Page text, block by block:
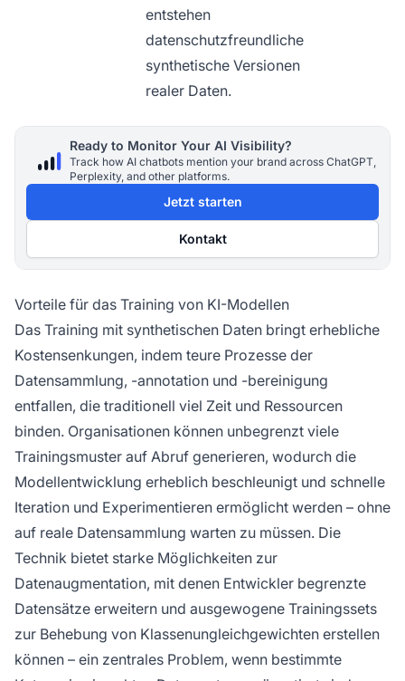
entstehen
datenschutzfreundliche
synthetische Versionen
realer Daten.
Ready to Monitor Your AI Visibility?
Track how AI chatbots mention your brand across ChatGPT,
Perplexity, and other platforms.
Jetzt starten
Kontakt
Vorteile für das Training von KI-Modellen
Das Training mit synthetischen Daten bringt erhebliche
Kostensenkungen, indem teure Prozesse der
Datensammlung, -annotation und -bereinigung
entfallen, die traditionell viel Zeit und Ressourcen
binden. Organisationen können unbegrenzt viele
Trainingsmuster auf Abruf generieren, wodurch die
Modellentwicklung erheblich beschleunigt und schnelle
Iteration und Experimentieren ermöglicht werden – ohne
auf reale Datensammlung warten zu müssen. Die
Technik bietet starke Möglichkeiten zur
Datenaugmentation, mit denen Entwickler begrenzte
Datensätze erweitern und ausgewogene Trainingssets
zur Behebung von Klassenungleichgewichten erstellen
können – ein zentrales Problem, wenn bestimmte